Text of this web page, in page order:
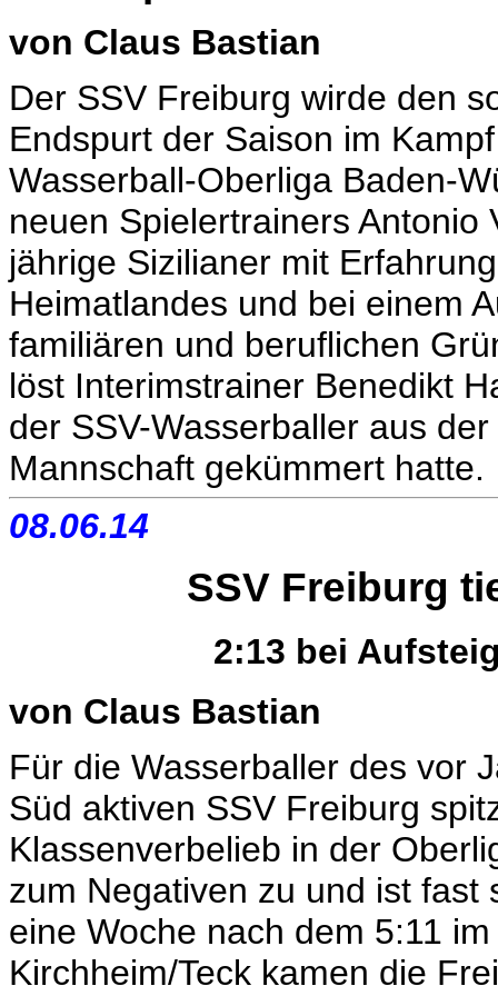
von Claus Bastian
Der SSV Freiburg wirde den
Endspurt der Saison im
Wasserball-Oberliga Baden-
neuen Spielertrainers
jährige Sizilianer mit
Heimatlandes und bei einem
familiären und beruflichen
löst Interimstrainer Benedikt
der SSV-Wasserballer aus
Mannschaft gekümmert hatte.
08.06.14
SSV Freiburg
2:13 bei
von Claus Bastian
Für die Wasserballer des vor
Süd aktiven SSV Freiburg
Klassenverbelieb in der
zum Negativen zu und ist
eine Woche nach dem 5:11
Kirchheim/Teck kamen die